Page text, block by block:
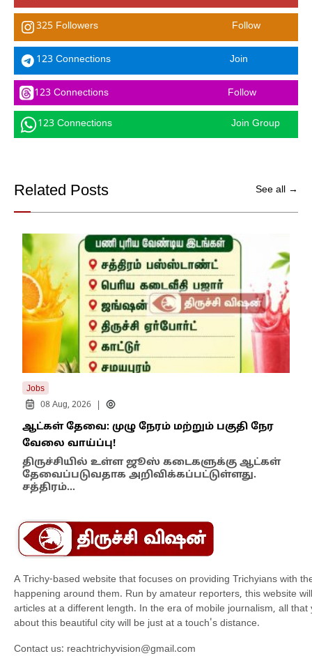
325 Followers Follow
123 Connections Join
123 Connections Follow
123 Connections Join Group
Related Posts See all →
Jobs
08 Aug, 2026
ஆட்கள் தேவை: முழு நேரம் மற்றும் பகுதி நேர
வேலை வாய்ப்பு!
திருச்சியில் உள்ள ஜூஸ் கடைகளுக்கு ஆட்கள்
தேவைப்படுவதாக அறிவிக்கப்பட்டுள்ளது.
சத்திரம்…
A Trichy-based website that focuses on providing Trichyians with
happening around them. Run by amateur reporters, this website
articles at a different length. In the era of mobile journalism, all that
about this beautiful city will be just at a touch's distance.
Contact us: reachtrichyvision@gmail.com